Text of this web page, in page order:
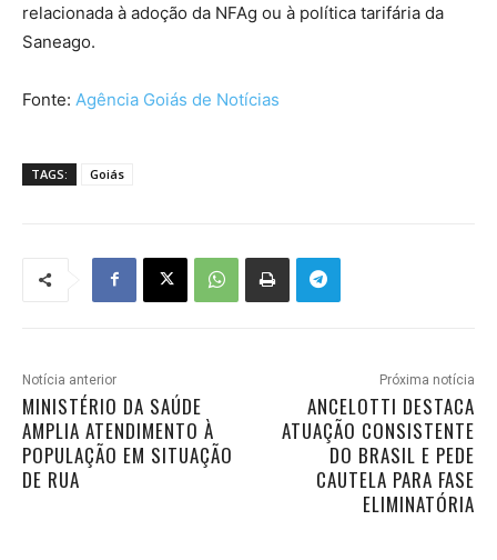
relacionada à adoção da NFAg ou à política tarifária da
Saneago.
Fonte: Agência Goiás de Notícias
TAGS: Goiás
Notícia anterior
MINISTÉRIO DA SAÚDE
AMPLIA ATENDIMENTO À
POPULAÇÃO EM SITUAÇÃO
DE RUA
Próxima notícia
ANCELOTTI DESTACA
ATUAÇÃO CONSISTENTE
DO BRASIL E PEDE
CAUTELA PARA FASE
ELIMINATÓRIA